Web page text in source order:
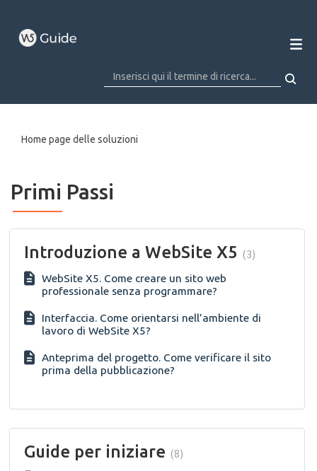
Home page delle soluzioni
Primi Passi
Introduzione a WebSite X5 3
WebSite X5. Come creare un sito web
professionale senza programmare?
Interfaccia. Come orientarsi nell’ambiente di
lavoro di WebSite X5?
Anteprima del progetto. Come verificare il sito
prima della pubblicazione?
Guide per iniziare 8